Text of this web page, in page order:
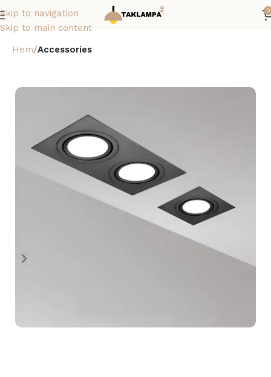
Skip to navigation
Skip to main content
0
Hem Accessories